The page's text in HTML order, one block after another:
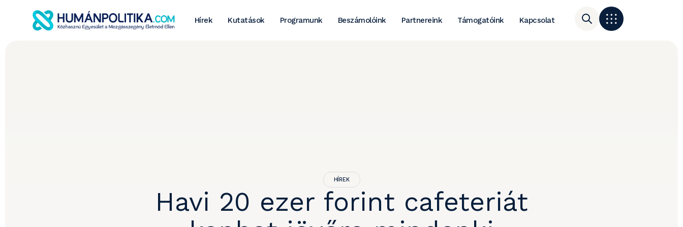
Hírek Kutatások Programunk Beszámolóink Partnereink Támogatóink Kapcsolat
HÍREK
Havi 20 ezer forint cafeteriát